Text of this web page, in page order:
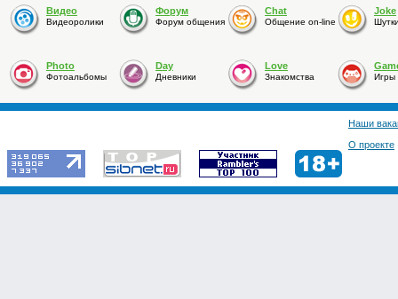
Видео
Видеоролики
Форум
Форум общения
Chat
Общение on-line
Joke
Photo
Фотоальбомы
Day
Дневники
Love
Знакомства Игры
Наши
О проекте